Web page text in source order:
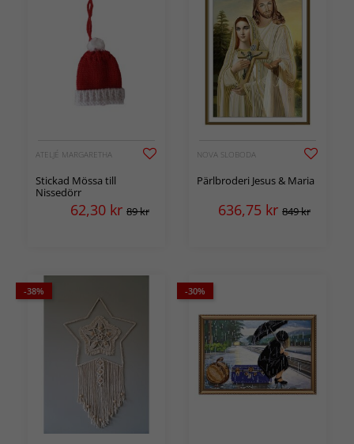
ATELJÉ MARGARETHA
Stickad Mössa till
Nissedörr
62,30 kr 89 kr
NOVA SLOBODA
Pärlbroderi Jesus & Maria
636,75 kr 849 kr
-38% -30%